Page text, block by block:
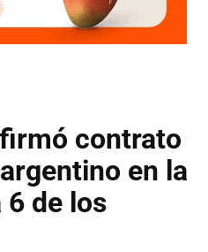
contrato
en la
6 de los